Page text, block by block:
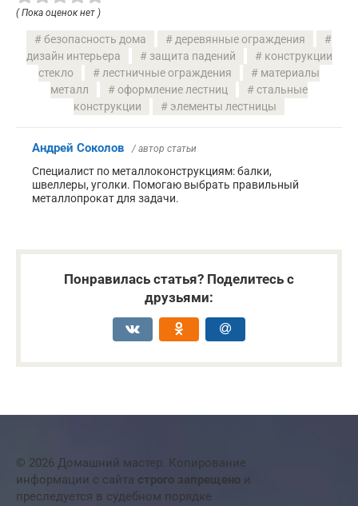
( Пока оценок нет )
безопасность дома
деревянные ограждения
дизайн интерьера
защита падений
конструкции
стекло
лестничные ограждения
материалы
металл
оформление лестниц
стальные
конструкции
элементы лестницы
Андрей Соколов / автор статьи
Специалист по металлоконструкциям: балки,
швеллеры, уголки. Помогаю выбрать правильный
металлопрокат для задачи.
Понравилась статья? Поделитесь с
друзьями:
© 2026 Домашний мастер. Копирование
информации с сайта строго запрещено и
преследуется в судебном порядке